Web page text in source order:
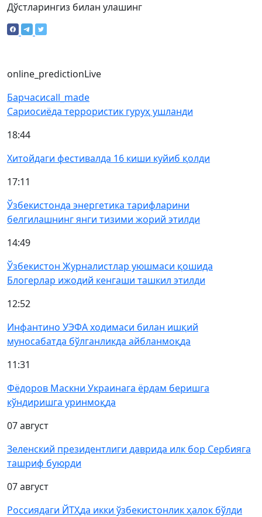
Дўстларингиз билан улашинг
online_predictionLive
Барчасиcall_made
Сариосиёда террористик гуруҳ ушланди
18:44
Хитойдаги фестивалда 16 киши куйиб қолди
17:11
Ўзбекистонда энергетика тарифларини
белгилашнинг янги тизими жорий этилди
14:49
Ўзбекистон Журналистлар уюшмаси қошида
Блогерлар ижодий кенгаши ташкил этилди
12:52
Инфантино УЭФА ходимаси билан ишқий
муносабатда бўлганликда айбланмоқда
11:31
Фёдоров Маскни Украинага ёрдам беришга
кўндиришга уринмоқда
07 август
Зеленский президентлиги даврида илк бор Сербияга
ташриф буюрди
07 август
Россиядаги ЙТҲда икки ўзбекистонлик ҳалок бўлди